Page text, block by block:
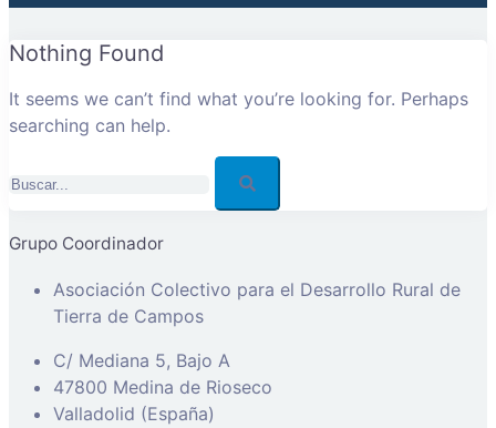
Nothing Found
It seems we can’t find what you’re looking for. Perhaps
searching can help.
Grupo Coordinador
Asociación Colectivo para el Desarrollo Rural de
Tierra de Campos
C/ Mediana 5, Bajo A
47800 Medina de Rioseco
Valladolid (España)